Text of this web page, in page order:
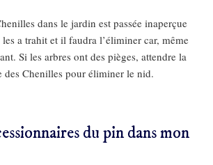
dans le jardin est passée inaperçue
a trahit et il faudra l’éliminer car, même
Si les arbres ont des pièges, attendre la
des Chenilles pour éliminer le nid.
du pin dans mon